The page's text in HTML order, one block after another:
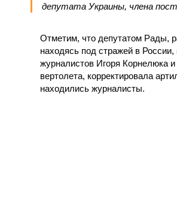
депутата Украины, члена
Отметим, что депутатом Рады,
находясь под стражей в России,
журналистов Игоря Корнелюка
вертолета, корректировала
находились журналисты.